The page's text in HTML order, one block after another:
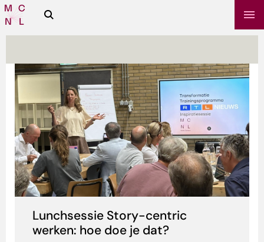
Media
Campus
Zoeken
Lunchsessie Story-centric
werken: hoe doe je dat?